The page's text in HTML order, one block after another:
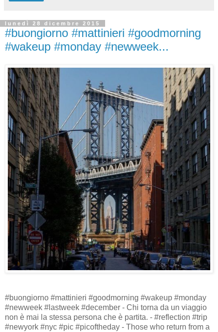
lunedì 28 dicembre 2015
#buongiorno #mattinieri #goodmorning
#wakeup #monday #newweek...
#buongiorno #mattinieri #goodmorning #wakeup #monday
#newweek #lastweek #december - Chi torna da un viaggio
non è mai la stessa persona che è partita. - #reflection #trip
#newyork #nyc #pic #picoftheday - Those who return from a